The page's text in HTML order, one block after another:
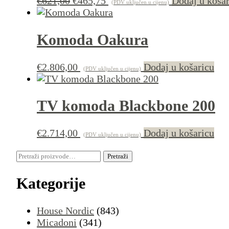
cijena
je:
€621,00.
cijena
€465,75.
(PDV uključen u cijenu)
Komoda Oakura
€2.806,00 (PDV uključen u cijenu) Dodaj u košaricu
TV komoda Blackbone 200
€2.714,00 (PDV uključen u cijenu) Dodaj u košaricu
Pretraži:
Pretraži
Kategorije
House Nordic (843)
Micadoni (341)